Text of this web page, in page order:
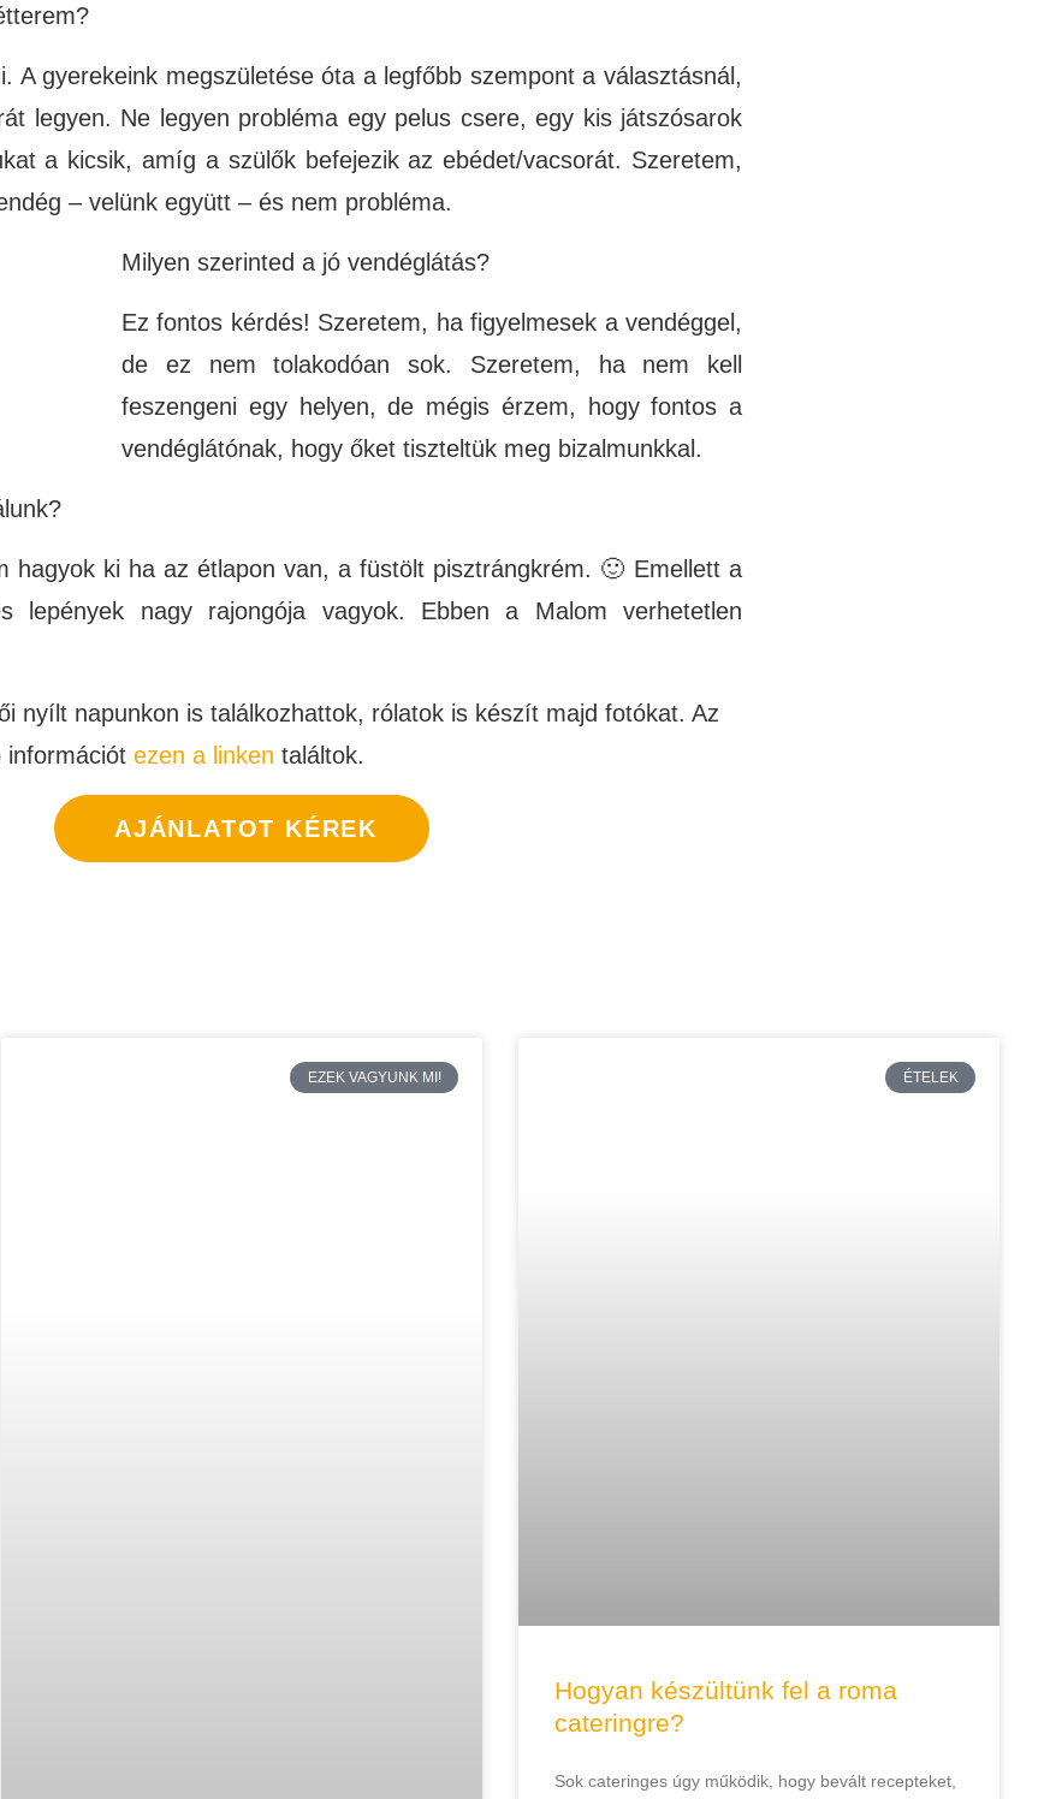
A gyerekeink megszületése óta a legfőbb szempont a választásnál,
legyen. Ne legyen probléma egy pelus csere, egy kis játszósarok
a kicsik, amíg a szülők befejezik az ebédet/vacsorát. Szeretem,
– velünk együtt – és nem probléma.
Milyen szerinted a jó vendéglátás?
Ez fontos kérdés! Szeretem, ha figyelmesek a vendéggel,
de ez nem tolakodóan sok. Szeretem, ha nem kell
feszengeni egy helyen, de mégis érzem, hogy fontos a
vendéglátónak, hogy őket tiszteltük meg bizalmunkkal.
hagyok ki ha az étlapon van, a füstölt pisztrángkrém. 🙂 Emellett a
lepények nagy rajongója vagyok. Ebben a Malom verhetetlen
nyílt napunkon is találkozhattok, rólatok is készít majd fotókat. Az
információt ezen a linken találtok.
AJÁNLATOT KÉREK
EZEK VAGYUNK MI! ÉTELEK
Hogyan készültünk fel a roma
cateringre?
Sok cateringes úgy működik, hogy bevált recepteket,